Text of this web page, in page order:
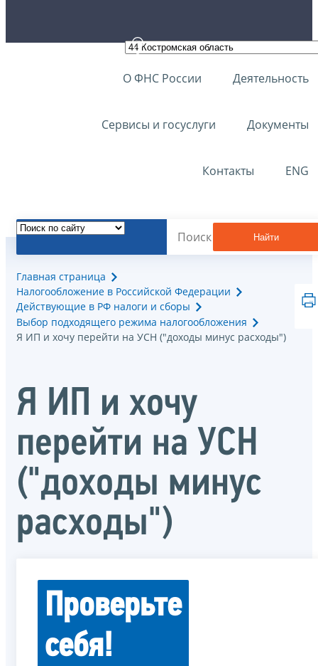
О ФНС России Деятельность
Сервисы и госуслуги Документы
Контакты ENG
Найти
Главная страница
Налогообложение в Российской Федерации
Действующие в РФ налоги и сборы
Выбор подходящего режима налогообложения
Я ИП и хочу перейти на УСН ("доходы минус расходы")
Я ИП и хочу
перейти на УСН
("доходы минус
расходы")
Проверьте
себя!